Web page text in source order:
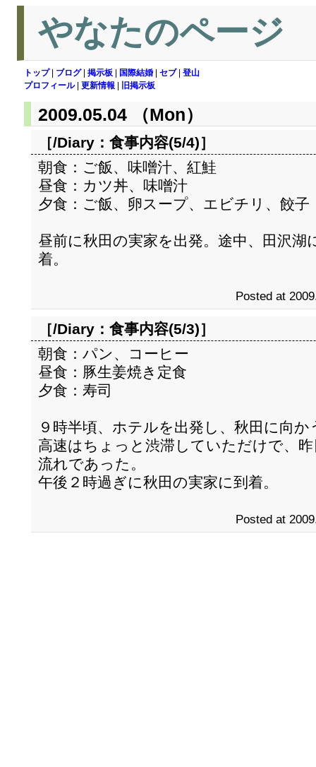
やなたのページ
トップ| ブログ| 掲示板 国際結婚 セブ| 登山
プロフィール| 更新情報 旧掲示板
2009.05.04 （Mon）
［/Diary： 食事内容(5/4)］
朝食：ご飯、味噌汁、紅鮭
昼食：カツ丼、味噌汁
夕食：ご飯、卵スープ、エビチリ、餃子
昼前に秋田の実家を出発。途中、田沢湖
着。
Posted at
［/Diary： 食事内容(5/3)］
朝食：パン、コーヒー
昼食：豚生姜焼き定食
夕食：寿司
９時半頃、ホテルを出発し、秋田に向か
高速はちょっと渋滞していただけで、
流れであった。
午後２時過ぎに秋田の実家に到着。
Posted at